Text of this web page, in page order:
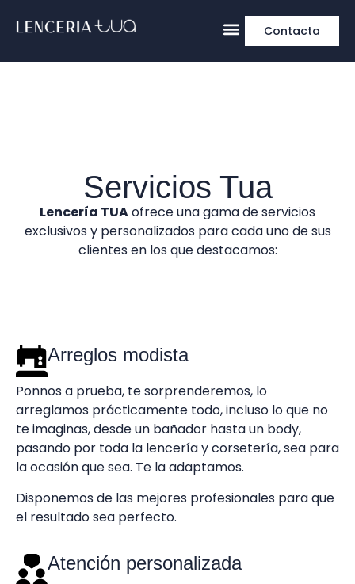
Contacta
Servicios Tua
Lencería TUAofrece una gama de servicios
exclusivos y personalizados para cada uno de sus
clientes en los que destacamos:
Arreglos modista
Ponnos a prueba, te sorprenderemos, lo
arreglamos prácticamente todo, incluso lo que no
te imaginas, desde un bañador hasta un body,
pasando por toda la lencería y corsetería, sea para
la ocasión que sea. Te la adaptamos.
Disponemos de las mejores profesionales para que
el resultado sea perfecto.
Atención personalizada